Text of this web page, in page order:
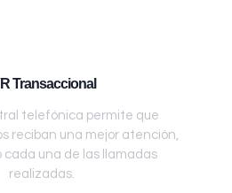
Transaccional
telefónica permite que
reciban una mejor atención,
cada una de las llamadas
realizadas.